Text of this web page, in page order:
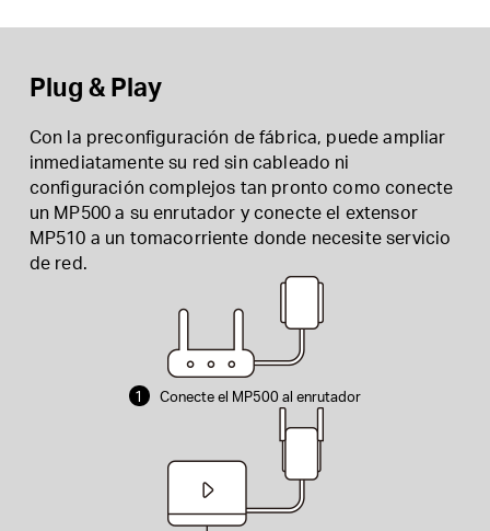
Plug & Play
Con la preconfiguración de fábrica, puede ampliar
inmediatamente su red sin cableado ni
configuración complejos tan pronto como conecte
un MP500 a su enrutador y conecte el extensor
MP510 a un tomacorriente donde necesite servicio
de red.
1 Conecte el MP500 al enrutador